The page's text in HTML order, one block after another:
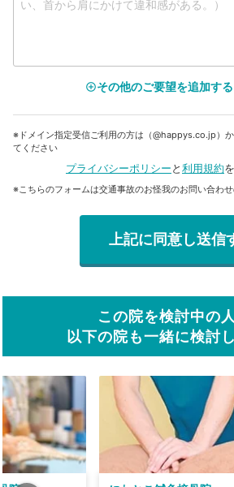
add_circle_outlineその他のご要望を追加する
※ドメイン指定受信ご利用の方は（@happys.co.jp）
てください
プライバシーポリシーと利用規約
※こちらのフォームは交通事故のお怪我のお問い合わせ
この院を検討中の人
以下の院も一緒に検討